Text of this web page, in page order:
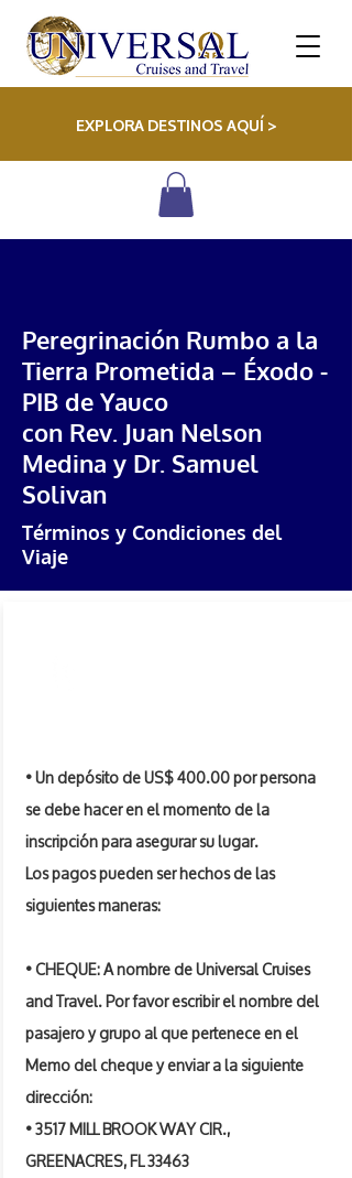
EXPLORA DESTINOS AQUÍ >
Peregrinación Rumbo a la
Tierra Prometida – Éxodo -
PIB de Yauco
con Rev. Juan Nelson
Medina y Dr. Samuel
Solivan
Términos y Condiciones del
Viaje
• Un depósito de US$ 400.00 por persona
se debe hacer en el momento de la
inscripción para asegurar su lugar.
Los pagos pueden ser hechos de las
siguientes maneras:
• CHEQUE: A nombre de Universal Cruises
and Travel. Por favor escribir el nombre del
pasajero y grupo al que pertenece en el
Memo del cheque y enviar a la siguiente
dirección:
• 3517 MILL BROOK WAY CIR.,
GREENACRES, FL 33463